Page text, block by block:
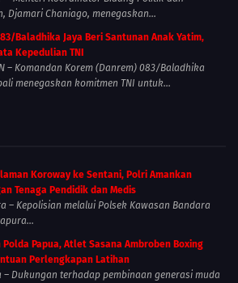
Djamari Chaniago, menegaskan...
Baladhika Jaya Beri Santunan Anak Yatim,
Kepedulian TNI
– Komandan Korem (Danrem) 083/Baladhika
menegaskan komitmen TNI untuk...
Koroway ke Sentani, Polri Amankan
Tenaga Pendidik dan Medis
– Kepolisian melalui Polsek Kawasan Bandara
Polda Papua, Atlet Sasana Ambroben Boxing
Perlengkapan Latihan
– Dukungan terhadap pembinaan generasi muda